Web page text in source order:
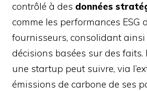
contrôlé à des données
comme les performances ESG
fournisseurs, consolidant
décisions basées sur des faits.
une startup peut suivre, via
émissions de carbone de ses